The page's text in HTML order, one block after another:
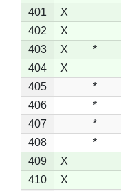
401
X
402
X
403
X *
404
X
405
*
406
*
407
*
408
*
409
X
410
X